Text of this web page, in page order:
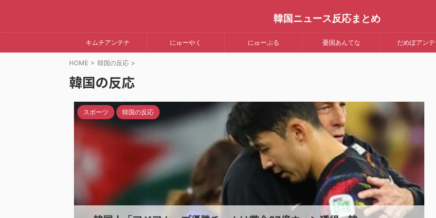
韓国ニュース反応まとめ
キムチアンテナ にゅーやく にゅーぷる 憂国あんてな だめぽアンテ
HOME > 韓国の反応 >
韓国の反応
スポーツ 韓国の反応